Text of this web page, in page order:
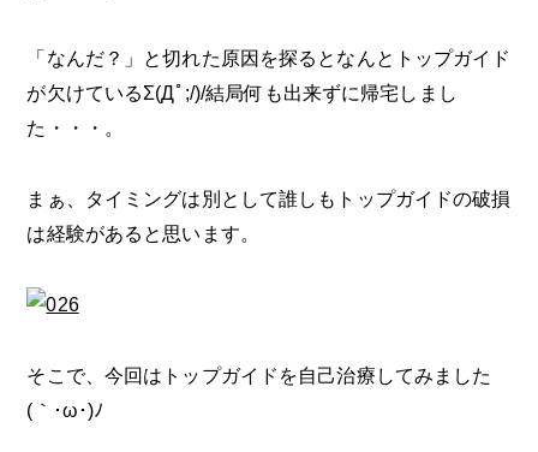
「なんだ？」と切れた原因を探るとなんとトップガイド
が欠けているΣ(Дﾟ;/)/結局何も出来ずに帰宅しまし
た・・・。
まぁ、タイミングは別として誰しもトップガイドの破損
は経験があると思います。
そこで、今回はトップガイドを自己治療してみました
(｀･ω･)ﾉ